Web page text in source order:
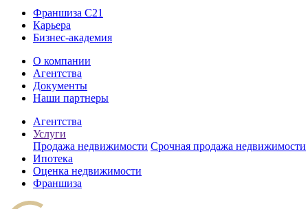
Франшиза C21
Карьера
Бизнес-академия
О компании
Агентства
Документы
Наши партнеры
Агентства
Услуги
Продажа недвижимости Срочная продажа недвижимости
Ипотека
Оценка недвижимости
Франшиза